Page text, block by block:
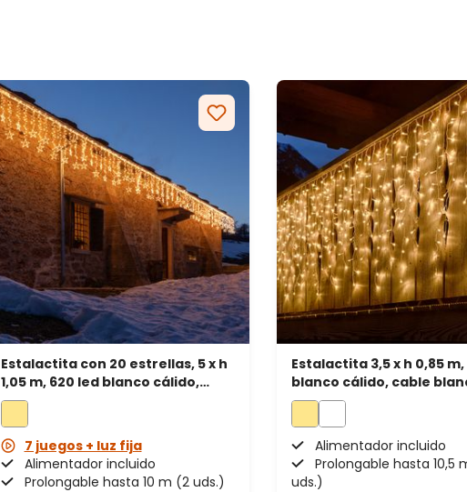
Estalactita con 20 estrellas, 5 x h
1,05 m, 620 led blanco cálido,
prolongable
7 juegos + luz fija
Alimentador incluido
Prolongable hasta 10 m (2 uds.)
Estalactita 3,5 x h 0,85
blanco cálido, cable
prolongable
Alimentador incluido
Prolongable hasta 10,5
uds.)